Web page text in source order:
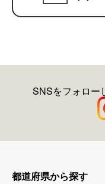
SNSをフォロー
都道府県から探す